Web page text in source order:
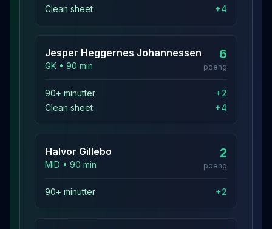
Clean sheet
+4
Jesper Heggernes Johannessen
GK • 90 min
6
poeng
90+ minutter +2
Clean sheet
+4
Halvor Gillebo
MID • 90 min
2
poeng
90+ minutter +2